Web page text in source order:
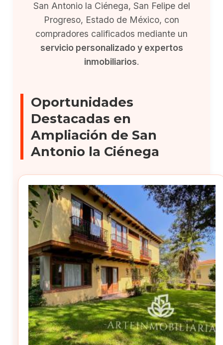
San Antonio la Ciénega, San Felipe del
Progreso, Estado de México, con
compradores calificados mediante un
servicio personalizado y expertos
inmobiliarios.
Oportunidades
Destacadas en
Ampliación de San
Antonio la Ciénega